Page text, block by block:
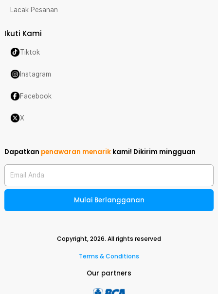
Lacak Pesanan
Ikuti Kami
Tiktok
Instagram
Facebook
X
Dapatkan penawaran menarik kami! Dikirim mingguan
Email Anda
Mulai Berlangganan
Copyright,2026. All rights reserved
Terms & Conditions
Our partners